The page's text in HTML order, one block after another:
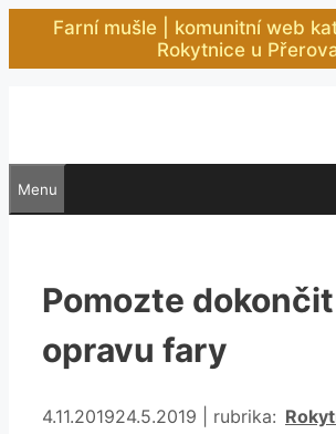
Přeskočit
obsah
Farní mušle | komunitní web
Rokytnice u
Menu
Pomozte dokončit
opravu fary
4.11.201924.5.2019 rubrika: